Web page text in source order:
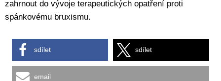
zahrnout do vývoje terapeutických opatření proti
spánkovému bruxismu.
sdílet sdílet
email